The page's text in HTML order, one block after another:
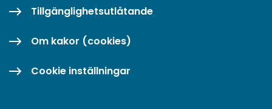
Tillgänglighetsutlåtande
Om kakor (cookies)
Cookie inställningar